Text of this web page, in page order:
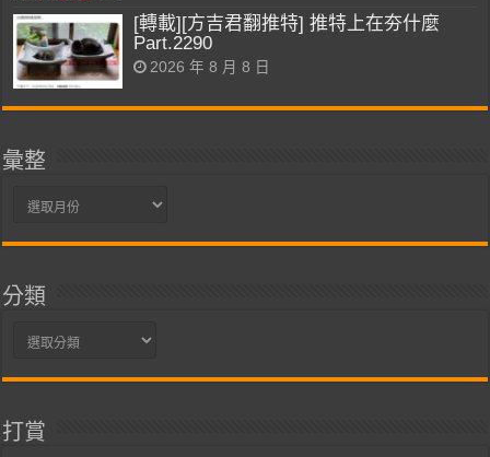
[轉載][方吉君翻推特] 推特上在夯什麼
Part.2290
2026 年 8 月 8 日
彙整
彙
分類
分
打賞